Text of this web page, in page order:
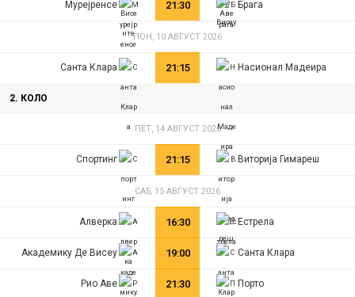
Мурејренсе 21:30 Брага
ПОН, 10 АВГУСТ 2026
Санта Клара 21:15 Насионал Мадеира
2. КОЛО
ПЕТ, 14 АВГУСТ 2026
Спортинг 21:15 Виторија Гимарeш
САБ, 15 АВГУСТ 2026
Алверка 16:30 Естрела
Академику Де Висеу 19:00 Санта Клара
Рио Аве 21:30 Порто